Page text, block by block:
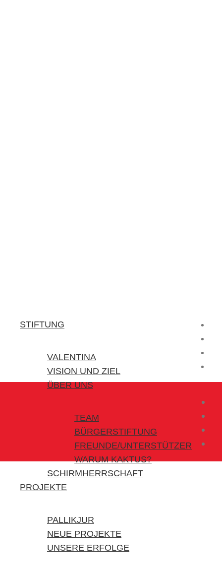
STIFTUNG
VALENTINA
VISION UND ZIEL
ÜBER UNS
TEAM
BÜRGERSTIFTUNG
FREUNDE/UNTERSTÜTZER
WARUM KAKTUS?
SCHIRMHERRSCHAFT
PROJEKTE
PALLIKJUR
NEUE PROJEKTE
UNSERE ERFOLGE